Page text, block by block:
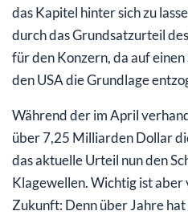
das Kapitel hinter sich zu
durch das Grundsatzurteil
für den Konzern, da auf
den USA die Grundlage
Während der im April
über 7,25 Milliarden Dollar
das aktuelle Urteil nun den
Klagewellen. Wichtig ist aber
Zukunft: Denn über Jahre